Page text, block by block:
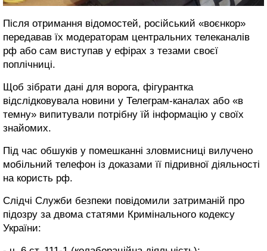
Після отримання відомостей, російський «воєнкор»
передавав їх модераторам центральних телеканалів
рф або сам виступав у ефірах з тезами своєї
поплічниці.
Щоб зібрати дані для ворога, фігурантка
відслідковувала новини у Телеграм-каналах або «в
темну» випитували потрібну їй інформацію у своїх
знайомих.
Під час обшуків у помешканні зловмисниці вилучено
мобільний телефон із доказами її підривної діяльності
на користь рф.
Слідчі Служби безпеки повідомили затриманій про
підозру за двома статями Кримінального кодексу
України: